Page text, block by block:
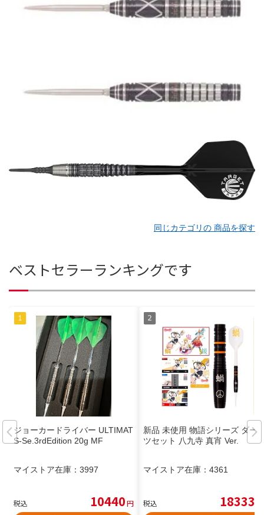
同じカテゴリの 商品を探す
ベストセラーランキングです
ジョーカードライバー ULTIMAT
S-Se.3rdEdition 20g MF
マイストア在庫： 3997
税込 10440円
新品 未使用 物語シリーズ ダー
ツセット 八九寺 真宵 Ver.
マイストア在庫： 4361
税込 18333